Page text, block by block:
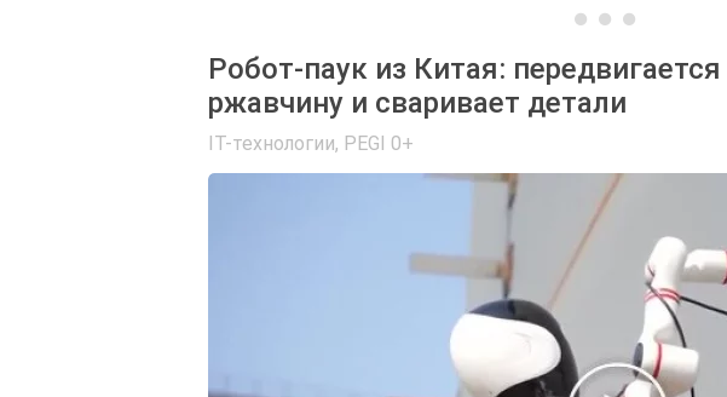
Робот-паук из Китая:
ржавчину и сваривает детали
IT-технологии, PEGI 0+